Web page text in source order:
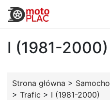
I (1981-2000)
Strona główna >
> Trafic > I (1981-2000)